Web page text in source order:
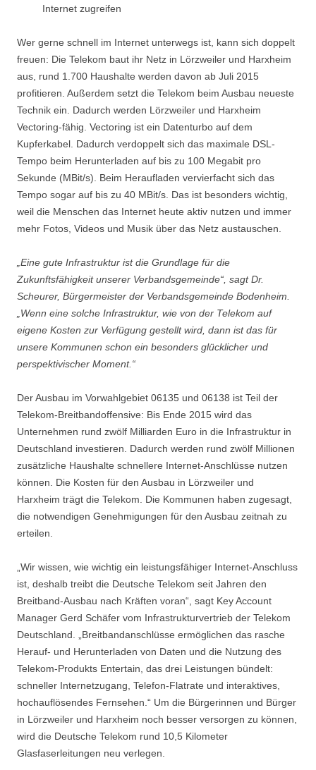
Internet zugreifen
Wer gerne schnell im Internet unterwegs ist, kann sich doppelt
freuen: Die Telekom baut ihr Netz in Lörzweiler und Harxheim
aus, rund 1.700 Haushalte werden davon ab Juli 2015
profitieren. Außerdem setzt die Telekom beim Ausbau neueste
Technik ein. Dadurch werden Lörzweiler und Harxheim
Vectoring-fähig. Vectoring ist ein Datenturbo auf dem
Kupferkabel. Dadurch verdoppelt sich das maximale DSL-
Tempo beim Herunterladen auf bis zu 100 Megabit pro
Sekunde (MBit/s). Beim Heraufladen vervierfacht sich das
Tempo sogar auf bis zu 40 MBit/s. Das ist besonders wichtig,
weil die Menschen das Internet heute aktiv nutzen und immer
mehr Fotos, Videos und Musik über das Netz austauschen.
„Eine gute Infrastruktur ist die Grundlage für die
Zukunftsfähigkeit unserer Verbandsgemeinde“, sagt Dr.
Scheurer, Bürgermeister der Verbandsgemeinde Bodenheim.
„Wenn eine solche Infrastruktur, wie von der Telekom auf
eigene Kosten zur Verfügung gestellt wird, dann ist das für
unsere Kommunen schon ein besonders glücklicher und
perspektivischer Moment.“
Der Ausbau im Vorwahlgebiet 06135 und 06138 ist Teil der
Telekom-Breitbandoffensive: Bis Ende 2015 wird das
Unternehmen rund zwölf Milliarden Euro in die Infrastruktur in
Deutschland investieren. Dadurch werden rund zwölf Millionen
zusätzliche Haushalte schnellere Internet-Anschlüsse nutzen
können. Die Kosten für den Ausbau in Lörzweiler und
Harxheim trägt die Telekom. Die Kommunen haben zugesagt,
die notwendigen Genehmigungen für den Ausbau zeitnah zu
erteilen.
„Wir wissen, wie wichtig ein leistungsfähiger Internet-Anschluss
ist, deshalb treibt die Deutsche Telekom seit Jahren den
Breitband-Ausbau nach Kräften voran“, sagt Key Account
Manager Gerd Schäfer vom Infrastrukturvertrieb der Telekom
Deutschland. „Breitbandanschlüsse ermöglichen das rasche
Herauf- und Herunterladen von Daten und die Nutzung des
Telekom-Produkts Entertain, das drei Leistungen bündelt:
schneller Internetzugang, Telefon-Flatrate und interaktives,
hochauflösendes Fernsehen.“ Um die Bürgerinnen und Bürger
in Lörzweiler und Harxheim noch besser versorgen zu können,
wird die Deutsche Telekom rund 10,5 Kilometer
Glasfaserleitungen neu verlegen.